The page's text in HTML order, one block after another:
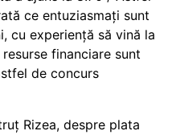
ce entuziasmați sunt
cu experiență să vină la
financiare sunt
de concurs
Rizea, despre plata